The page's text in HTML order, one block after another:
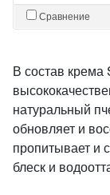
Сравнение
В состав крема
натуральный
обновляет и
пропитывает и
блеск и